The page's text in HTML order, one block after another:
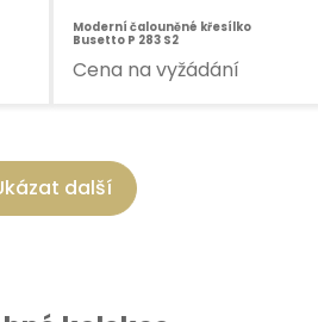
Moderní čalouněné křesílko
Busetto P 283 S2
Cena na vyžádání
další